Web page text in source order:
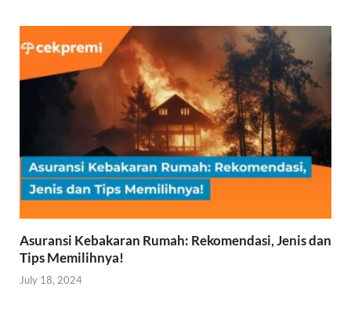
Asuransi Kebakaran Rumah: Rekomendasi, Jenis dan
Tips Memilihnya!
July 18, 2024